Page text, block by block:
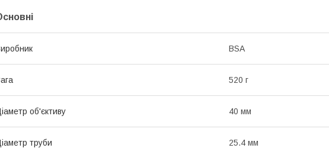
BSA
520 г
об'єктиву 40 мм
труби 25.4 мм